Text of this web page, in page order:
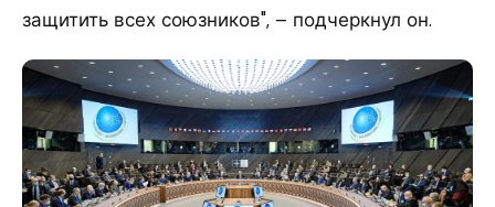
защитить всех союзников", – подчеркнул он.